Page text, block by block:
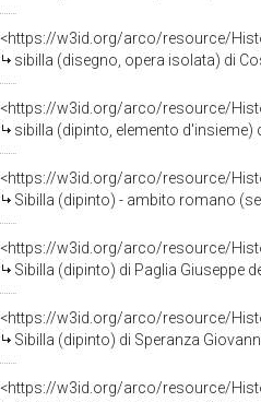
<https://w3id.org/arco/resource/
sibilla (disegno, opera isolata) di
<https://w3id.org/arco/resource/
sibilla (dipinto, elemento d'insieme)
<https://w3id.org/arco/resource/
Sibilla (dipinto) - ambito romano
<https://w3id.org/arco/resource/
Sibilla (dipinto) di Paglia Giuseppe
<https://w3id.org/arco/resource/
Sibilla (dipinto) di Speranza
<https://w3id.org/arco/resource/